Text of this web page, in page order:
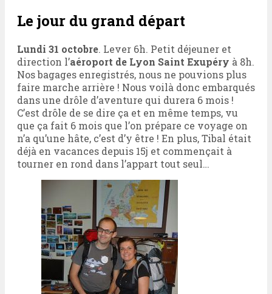
Le jour du grand départ
Lundi 31 octobre. Lever 6h. Petit déjeuner et
direction l’aéroport de Lyon Saint Exupéry à 8h.
Nos bagages enregistrés, nous ne pouvions plus
faire marche arrière ! Nous voilà donc embarqués
dans une drôle d’aventure qui durera 6 mois !
C’est drôle de se dire ça et en même temps, vu
que ça fait 6 mois que l’on prépare ce voyage on
n’a qu’une hâte, c’est d’y être ! En plus, Tibal était
déjà en vacances depuis 15j et commençait à
tourner en rond dans l’appart tout seul…